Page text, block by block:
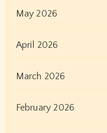
May 2026
April 2026
March 2026
February 2026